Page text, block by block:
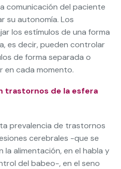
comunicación del paciente
su autonomía. Los
los estímulos de una forma
es decir, pueden controlar
de forma separada o
en cada momento.
trastornos de la esfera
prevalencia de trastornos
cerebrales -que se
alimentación, en el habla y
del babeo-, en el seno